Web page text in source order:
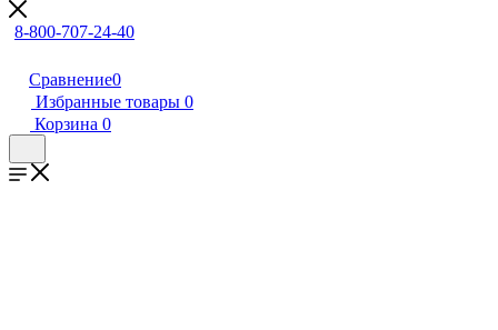
8-800-707-24-40
Сравнение0
Избранные товары 0
Корзина 0